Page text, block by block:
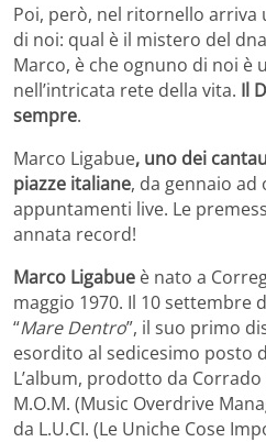
Poi, però, nel ritornello arriva
di noi: qual è il mistero del
Marco, è che ognuno di noi è
nell’intricata rete della vita. Il
sempre.
Marco Ligabue, uno dei
piazze italiane, da gennaio ad
appuntamenti live. Le
annata record!
Marco Ligabue è nato a
maggio 1970. Il 10 settembre
“Mare Dentro”, il suo primo
esordito al sedicesimo posto
L’album, prodotto da
M.O.M. (Music Overdrive
da L.U.CI. (Le Uniche Cose